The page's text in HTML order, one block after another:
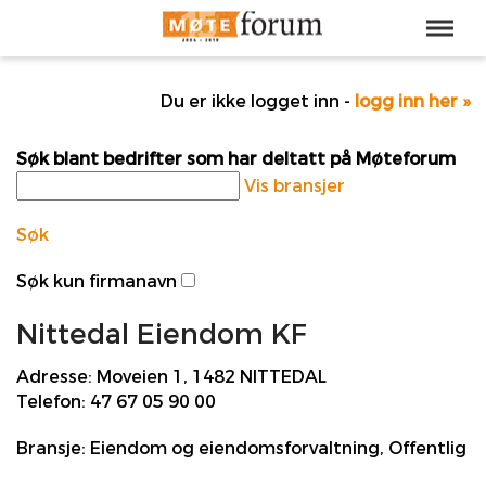
Du er ikke logget inn - logg inn her »
Søk blant bedrifter som har deltatt på Møteforum
Vis bransjer
Søk
Søk kun firmanavn
Nittedal Eiendom KF
Adresse: Moveien 1, 1482 NITTEDAL
Telefon: 47 67 05 90 00
Bransje: Eiendom og eiendomsforvaltning, Offentlig